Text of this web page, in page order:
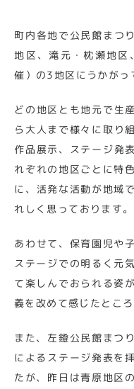
町内各地で公民館まつ
地区、滝元・枕瀬地区
催）の3地区にうかがっ
どの地区とも地元で生
ら大人まで様々に取り
作品展示、ステージ発
れぞれの地区ごとに特
に、活発な活動が地域
れしく思っております。
あわせて、保育園児や
ステージでの明るく元
て楽しんでおられる姿
義を改めて感じたところ
また、左鐙公民館まつ
によるステージ発表を
たが、昨日は青原地区